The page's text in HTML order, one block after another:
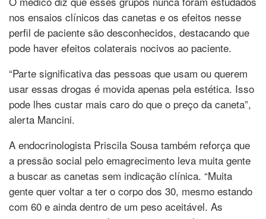
nos ensaios clínicos das canetas e os efeitos nesse
perfil de paciente são desconhecidos, destacando que
pode haver efeitos colaterais nocivos ao paciente.
“Parte significativa das pessoas que usam ou querem
usar essas drogas é movida apenas pela estética. Isso
pode lhes custar mais caro do que o preço da caneta”,
alerta Mancini.
A endocrinologista Priscila Sousa também reforça que
a pressão social pelo emagrecimento leva muita gente
a buscar as canetas sem indicação clínica. “Muita
gente quer voltar a ter o corpo dos 30, mesmo estando
com 60 e ainda dentro de um peso aceitável. As